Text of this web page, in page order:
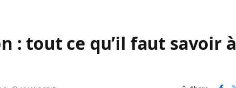
: tout ce qu’il faut savoir à